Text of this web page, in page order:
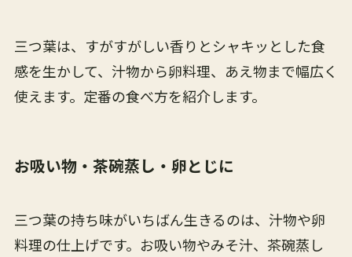
三つ葉は、すがすがしい香りとシャキッとした食
感を生かして、汁物から卵料理、あえ物まで幅広く
使えます。定番の食べ方を紹介します。
お吸い物・茶碗蒸し・卵とじに
三つ葉の持ち味がいちばん生きるのは、汁物や卵
料理の仕上げです。お吸い物やみそ汁、茶碗蒸し